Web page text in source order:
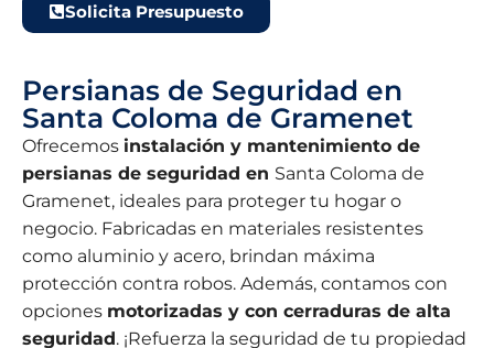
Solicita Presupuesto
Persianas de Seguridad en
Santa Coloma de Gramenet
Ofrecemos instalación y mantenimiento de
persianas de seguridad en Santa Coloma de
Gramenet, ideales para proteger tu hogar o
negocio. Fabricadas en materiales resistentes
como aluminio y acero, brindan máxima
protección contra robos. Además, contamos con
opciones motorizadas y con cerraduras de alta
seguridad. ¡Refuerza la seguridad de tu propiedad